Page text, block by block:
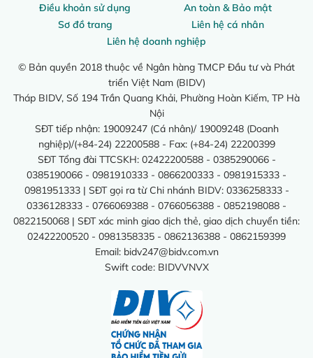
Điều khoản sử dụng
An toàn & Bảo mật
Sơ đồ trang
Liên hệ cá nhân
Liên hệ doanh nghiệp
© Bản quyền 2018 thuộc về Ngân hàng TMCP Đầu tư và Phát
triển Việt Nam (BIDV)
Tháp BIDV, Số 194 Trần Quang Khải, Phường Hoàn Kiếm, TP Hà
Nội
SĐT tiếp nhận: 19009247 (Cá nhân)/ 19009248 (Doanh
nghiệp)/(+84-24) 22200588 - Fax: (+84-24) 22200399
SĐT Tổng đài TTCSKH: 02422200588 - 0385290066 -
0385190066 - 0981910333 - 0866200333 - 0981915333 -
0981951333 | SĐT gọi ra từ Chi nhánh BIDV: 0336258333 -
0336128333 - 0766069388 - 0766056388 - 0852198088 -
0822150068 | SĐT xác minh giao dịch thẻ, giao dịch chuyển tiền:
02422200520 - 0981358335 - 0862136388 - 0862159399
Email: bidv247@bidv.com.vn
Swift code: BIDVVNVX